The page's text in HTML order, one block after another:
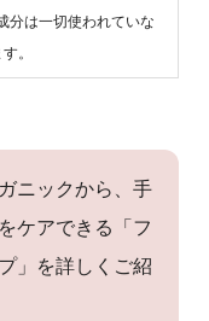
分は一切使われていな
。
ニックから、手
ケアできる「フ
」を詳しくご紹